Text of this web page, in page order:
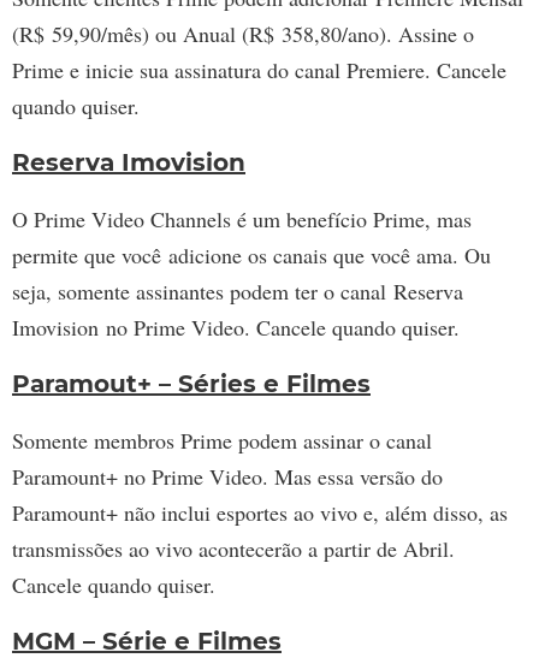
(R$ 59,90/mês) ou Anual (R$ 358,80/ano). Assine o
Prime e inicie sua assinatura do canal Premiere. Cancele
quando quiser.
Reserva Imovision
O Prime Video Channels é um benefício Prime, mas
permite que você adicione os canais que você ama. Ou
seja, somente assinantes podem ter o canal Reserva
Imovision no Prime Video. Cancele quando quiser.
Paramout+ – Séries e Filmes
Somente membros Prime podem assinar o canal
Paramount+ no Prime Video. Mas essa versão do
Paramount+ não inclui esportes ao vivo e, além disso, as
transmissões ao vivo acontecerão a partir de Abril.
Cancele quando quiser.
MGM – Série e Filmes